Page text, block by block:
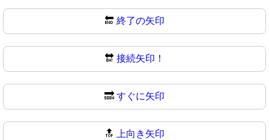
🔚 終了の矢印
🔛 接続矢印！
🔜 すぐに矢印
🔝 上向き矢印